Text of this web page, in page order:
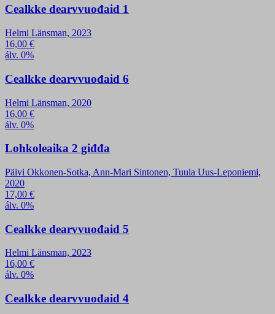
Cealkke dearvvuođaid 1
Helmi Länsman, 2023
16,00 €
álv. 0%
Cealkke dearvvuođaid 6
Helmi Länsman, 2020
16,00 €
álv. 0%
Lohkoleaika 2 giđđa
Päivi Okkonen-Sotka, Ann-Mari Sintonen, Tuula Uus-Leponiemi,
2020
17,00 €
álv. 0%
Cealkke dearvvuođaid 5
Helmi Länsman, 2023
16,00 €
álv. 0%
Cealkke dearvvuođaid 4